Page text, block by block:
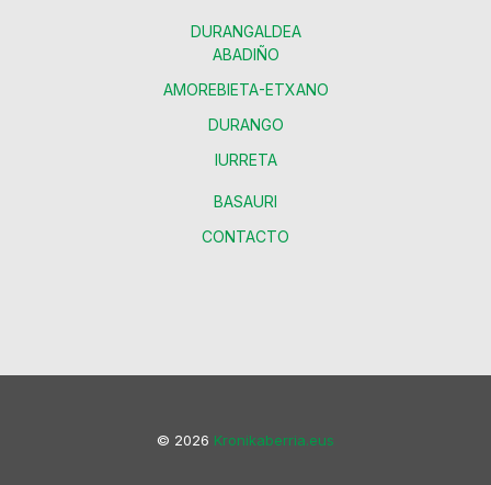
DURANGALDEA
ABADIÑO
AMOREBIETA-ETXANO
DURANGO
IURRETA
BASAURI
CONTACTO
© 2026 Kronikaberria.eus